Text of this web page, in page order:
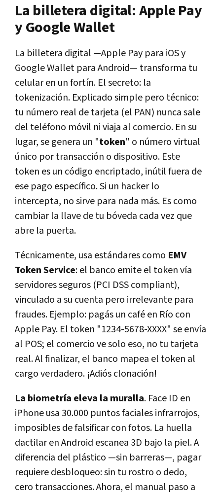
La billetera digital: Apple Pay
y Google Wallet
La billetera digital —Apple Pay para iOS y
Google Wallet para Android— transforma tu
celular en un fortín. El secreto: la
tokenización. Explicado simple pero técnico:
tu número real de tarjeta (el PAN) nunca sale
del teléfono móvil ni viaja al comercio. En su
lugar, se genera un "token" o número virtual
único por transacción o dispositivo. Este
token es un código encriptado, inútil fuera de
ese pago específico. Si un hacker lo
intercepta, no sirve para nada más. Es como
cambiar la llave de tu bóveda cada vez que
abre la puerta.
Técnicamente, usa estándares como EMV
Token Service: el banco emite el token vía
servidores seguros (PCI DSS compliant),
vinculado a su cuenta pero irrelevante para
fraudes. Ejemplo: pagás un café en Río con
Apple Pay. El token "1234-5678-XXXX" se envía
al POS; el comercio ve solo eso, no tu tarjeta
real. Al finalizar, el banco mapea el token al
cargo verdadero. ¡Adiós clonación!
La biometría eleva la muralla. Face ID en
iPhone usa 30.000 puntos faciales infrarrojos,
imposibles de falsificar con fotos. La huella
dactilar en Android escanea 3D bajo la piel. A
diferencia del plástico —sin barreras—, pagar
requiere desbloqueo: sin tu rostro o dedo,
cero transacciones. Ahora, el manual paso a